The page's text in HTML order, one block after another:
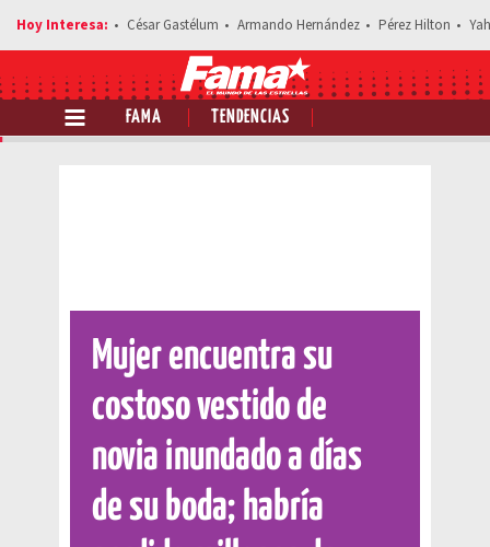
César Gastélum Armando Hernández Pérez Hilton
FAMA TENDENCIAS
Comparte esta noticia
Mujer encuentra su
costoso vestido de
novia inundado a días
de su boda; habría